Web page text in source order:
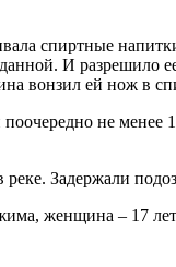
спиртные
И разрешило
вонзил ей нож в
поочередно не
Задержали
женщина – 17